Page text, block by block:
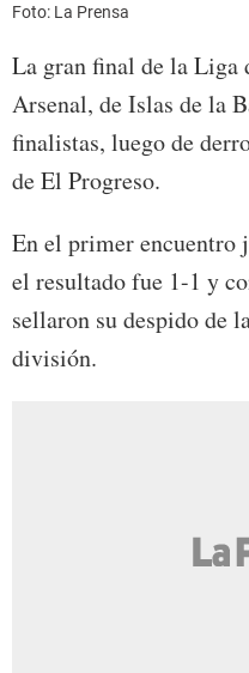
Foto: La Prensa
La gran final de la Liga
Arsenal, de Islas de la
finalistas, luego de
de El Progreso.
En el primer encuentro
el resultado fue 1-1 y
sellaron su despido de
división.